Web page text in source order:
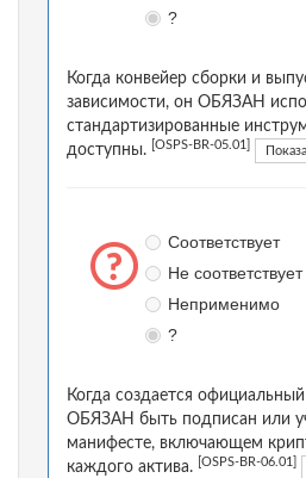
?
Когда конвейер сборки и
зависимости, он ОБЯЗАН
стандартизированные
доступны.
[OSPS-BR-05.01]
Соответствует
Не соответствует
Неприменимо
?
Когда создается
ОБЯЗАН быть подписан или
манифесте, включающем
каждого актива.
[OSPS-BR-06.01]